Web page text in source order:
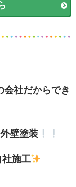
会社だからでき
壁塗装
施工